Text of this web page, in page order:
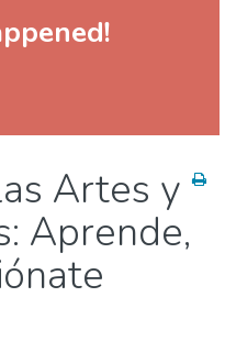
Artes y
Aprende,